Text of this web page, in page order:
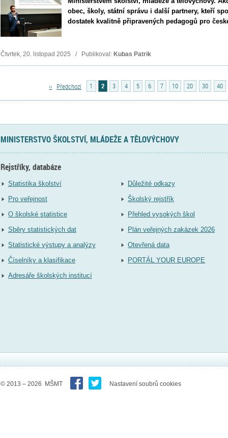
obec, školy, státní správu i další partnery, kteří
dostatek kvalitně připravených pedagogů pro
Čtvrtek, 20. listopad 2025 / Publikoval: Kubas Patrik
‹‹ Předchozí 1 2 3 4 5 6 7 10 20 30 40
MINISTERSTVO ŠKOLSTVÍ, MLÁDEŽE A TĚLOVÝCHOVY
Rejstříky, databáze
Statistika školství
Pro veřejnost
O školské statistice
Sběry statistických dat
Statistické výstupy a analýzy
Číselníky a klasifikace
Adresáře školských institucí
Důležité odkazy
Školský rejstřík
Přehled vysokých škol
Plán veřejných zakázek 2026
Otevřená data
PORTÁL YOUR EUROPE
© 2013 – 2026 MŠMT Nastavení soubrů cookies